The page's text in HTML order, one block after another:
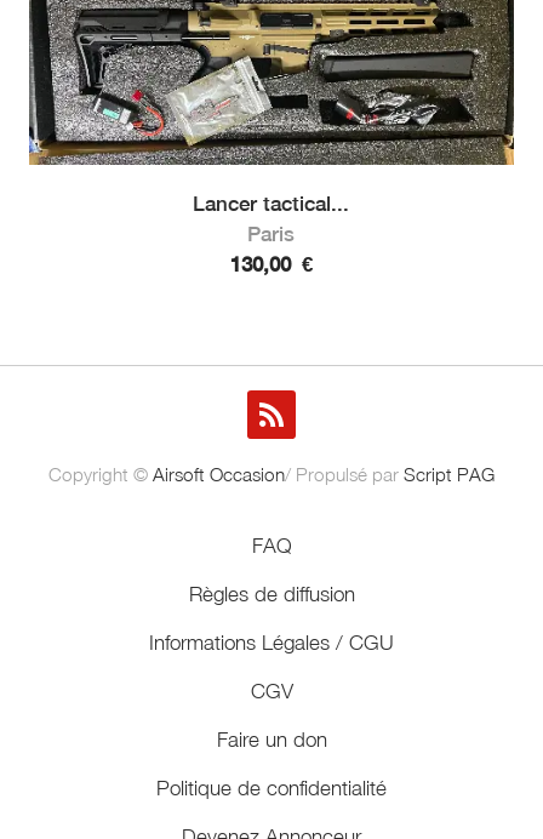
Lancer tactical...
Paris
130,00 €
Copyright © Airsoft Occasion/ Propulsé par Script PAG
FAQ
Règles de diffusion
Informations Légales / CGU
CGV
Faire un don
Politique de confidentialité